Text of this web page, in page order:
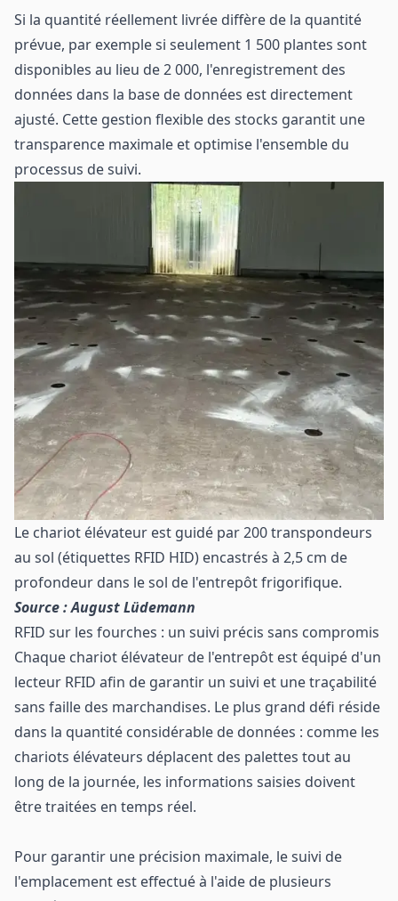
Si la quantité réellement livrée diffère de la quantité
prévue, par exemple si seulement 1 500 plantes sont
disponibles au lieu de 2 000, l'enregistrement des
données dans la base de données est directement
ajusté. Cette gestion flexible des stocks garantit une
transparence maximale et optimise l'ensemble du
processus de suivi.
Le chariot élévateur est guidé par 200 transpondeurs
au sol (étiquettes RFID HID) encastrés à 2,5 cm de
profondeur dans le sol de l'entrepôt frigorifique.
Source : August Lüdemann
RFID sur les fourches : un suivi précis sans compromis
Chaque chariot élévateur de l'entrepôt est équipé d'un
lecteur RFID afin de garantir un suivi et une traçabilité
sans faille des marchandises. Le plus grand défi réside
dans la quantité considérable de données : comme les
chariots élévateurs déplacent des palettes tout au
long de la journée, les informations saisies doivent
être traitées en temps réel.
Pour garantir une précision maximale, le suivi de
l'emplacement est effectué à l'aide de plusieurs